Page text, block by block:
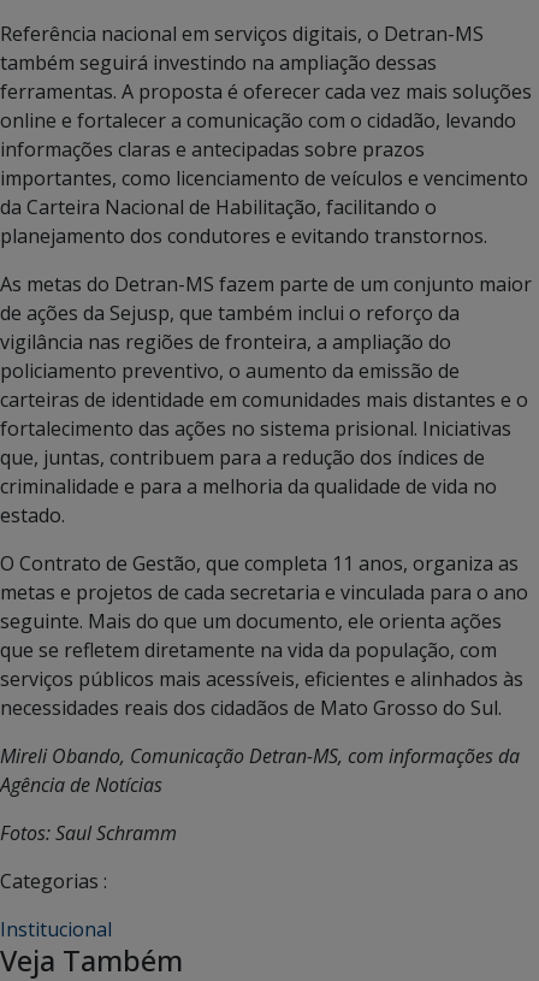
Referência nacional em serviços digitais, o Detran-MS
também seguirá investindo na ampliação dessas
ferramentas. A proposta é oferecer cada vez mais soluções
online e fortalecer a comunicação com o cidadão, levando
informações claras e antecipadas sobre prazos
importantes, como licenciamento de veículos e vencimento
da Carteira Nacional de Habilitação, facilitando o
planejamento dos condutores e evitando transtornos.
As metas do Detran-MS fazem parte de um conjunto maior
de ações da Sejusp, que também inclui o reforço da
vigilância nas regiões de fronteira, a ampliação do
policiamento preventivo, o aumento da emissão de
carteiras de identidade em comunidades mais distantes e o
fortalecimento das ações no sistema prisional. Iniciativas
que, juntas, contribuem para a redução dos índices de
criminalidade e para a melhoria da qualidade de vida no
estado.
O Contrato de Gestão, que completa 11 anos, organiza as
metas e projetos de cada secretaria e vinculada para o ano
seguinte. Mais do que um documento, ele orienta ações
que se refletem diretamente na vida da população, com
serviços públicos mais acessíveis, eficientes e alinhados às
necessidades reais dos cidadãos de Mato Grosso do Sul.
Mireli Obando, Comunicação Detran-MS, com informações da
Agência de Notícias
Fotos: Saul Schramm
Categorias :
Institucional
Veja Também